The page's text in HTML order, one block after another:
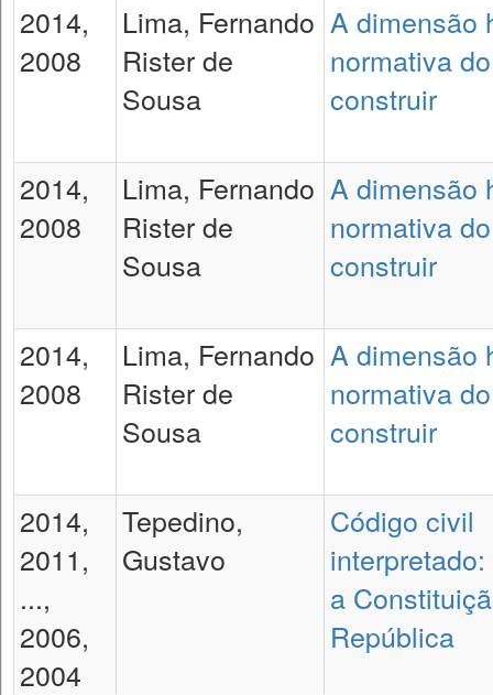
2014,
2008
Lima, Fernando
Rister de
Sousa
A dimensão
normativa
construir
2014,
2008
Lima, Fernando
Rister de
Sousa
A dimensão
normativa
construir
2014,
2008
Lima, Fernando
Rister de
Sousa
A dimensão
normativa
construir
2014,
2011,
...,
2006,
2004
Tepedino,
Gustavo
Código civil
a
República